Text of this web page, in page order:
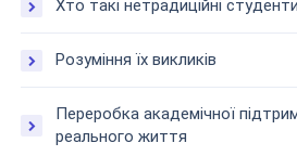
Хто такі нетрадиційні
Розуміння їх викликів
Переробка академічної
реального життя